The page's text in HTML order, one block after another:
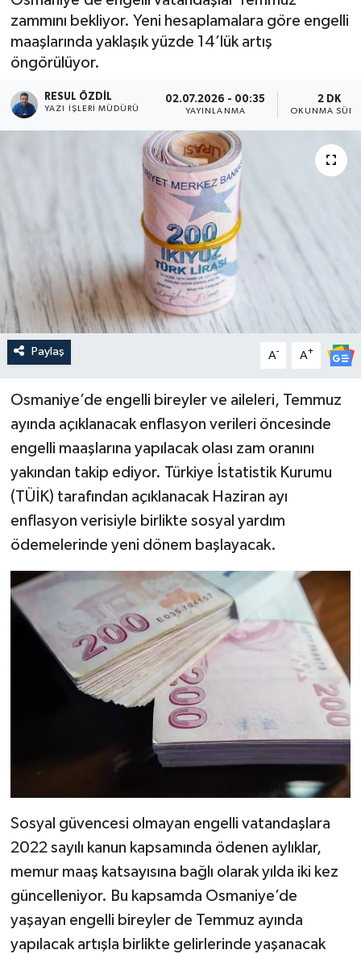
zammını bekliyor. Yeni hesaplamalara göre engelli
maaşlarında yaklaşık yüzde 14’lük artış
öngörülüyor.
RESUL ÖZDIL
YAZI İŞLERI MÜDÜRÜ
02.07.2026 - 00:35
YAYINLANMA
2 DK
OKUNMA
Paylaş A- A+
Osmaniye’de engelli bireyler ve aileleri, Temmuz
ayında açıklanacak enflasyon verileri öncesinde
engelli maaşlarına yapılacak olası zam oranını
yakından takip ediyor. Türkiye İstatistik Kurumu
(TÜİK) tarafından açıklanacak Haziran ayı
enflasyon verisiyle birlikte sosyal yardım
ödemelerinde yeni dönem başlayacak.
Sosyal güvencesi olmayan engelli vatandaşlara
2022 sayılı kanun kapsamında ödenen aylıklar,
memur maaş katsayısına bağlı olarak yılda iki kez
güncelleniyor. Bu kapsamda Osmaniye’de
yaşayan engelli bireyler de Temmuz ayında
yapılacak artışla birlikte gelirlerinde yaşanacak